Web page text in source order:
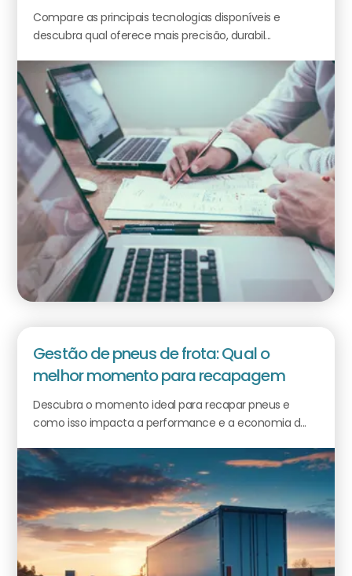
Compare as principais tecnologias disponíveis e
descubra qual oferece mais precisão, durabil...
Gestão de pneus de frota: Qual o
melhor momento para recapagem
Descubra o momento ideal para recapar pneus e
como isso impacta a performance e a economia d...